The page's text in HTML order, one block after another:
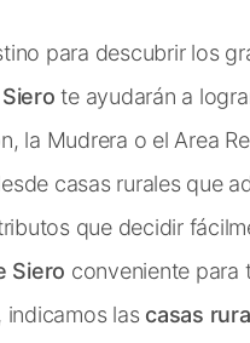
para descubrir los
te ayudarán a
la Mudrera o el Area
casas rurales que
que decidir
Siero conveniente para
indicamos las casas